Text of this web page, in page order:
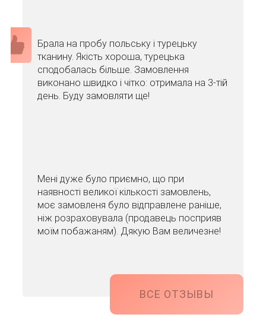
Брала на пробу польську і турецьку
тканину. Якість хороша, турецька
сподобалась більше. Замовлення
виконано швидко і чітко: отримала на 3-тій
день. Буду замовляти ще!
Мені дуже було приємно, що при
наявності великої кількості замовлень,
моє замовленя було відправлене раніше,
ніж розраховувала (продавець посприяв
моїм побажаням). Дякую Вам величезне!
ВСЕ ОТЗЫВЫ